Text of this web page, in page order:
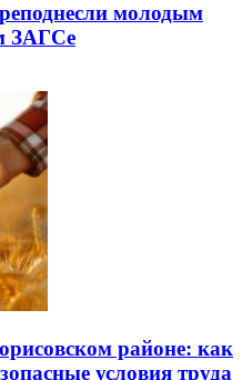
молодым
ЗАГСе
районе: как
условия труда